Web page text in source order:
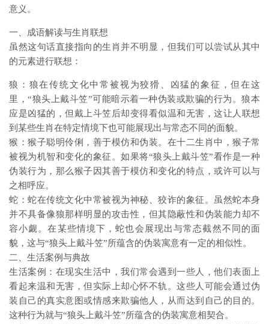
意义。
一、成语解读与生肖联想
虽然这句话直接指向的生肖并不明显，但我们可以尝试从其中
的元素进行联想：
狼：狼在传统文化中常被视为狡猾、凶猛的象征，但在这
里，“狼头上戴斗笠”可能暗示着一种伪装或欺骗的行为。狼本
应是凶猛的，但戴上斗笠后却变得看似温和无害，这让人联想
到某些生肖在特定情境下也可能展现出与常态不同的面貌。
猴：猴子聪明伶俐，善于模仿和伪装。在十二生肖中，猴子常
被视为机智和变化的象征。如果将“狼头上戴斗笠”看作是一种
伪装行为，那么猴子因其善于模仿和变化的特点，或许可以与
之相呼应。
蛇：蛇在传统文化中常被视为神秘、狡诈的象征。虽然蛇本身
并不具备像狼那样明显的攻击性，但其隐蔽性和伪装能力却不
容小觑。在某些情境下，蛇也会展现出与常态截然不同的面
貌，这与“狼头上戴斗笠”所蕴含的伪装寓意有一定的相似性。
二、生活案例与典故
生活案例：在现实生活中，我们常会遇到一些人，他们表面上
看起来温和无害，但实际上却心怀不轨。这些人可能会通过伪
装自己的真实意图或情感来欺骗他人，从而达到自己的目的。
这种行为就与“狼头上戴斗笠”所蕴含的伪装寓意相契合。